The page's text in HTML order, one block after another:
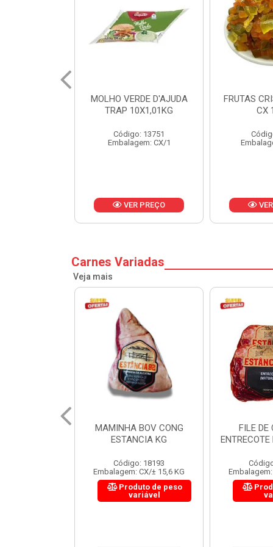
FRUTAS CRISTALIZADAS
CX 10KG
Código: 1785
Embalagem: KG/10
VER PREÇO
Carnes Variadas
Veja mais
FILE DE COSTELA
ENTRECOTE ESTANCIA KG
Código: 18299
Embalagem: CX/± 14,4 KG
Produto de peso
variável
CUPIM
Embalagem: